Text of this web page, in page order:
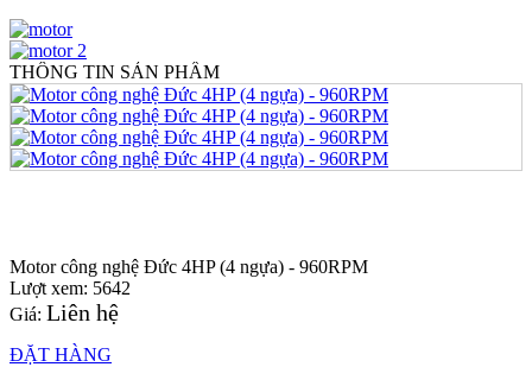
THÔNG TIN SẢN PHẨM
Motor công nghệ Đức 4HP (4 ngựa) - 960RPM
Lượt xem: 5642
Giá: Liên hệ
ĐẶT HÀNG